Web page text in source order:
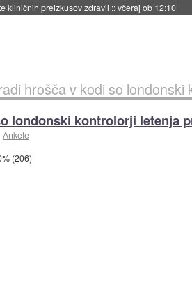
kliničnih preizkusov zdravil ::včeraj ob 12:10
hrošča v kodi so londonski
londonski kontrolorji letenja
Ankete
(206)